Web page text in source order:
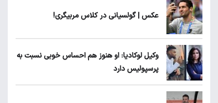
عکس | گولسیانی در کلاس مربیگری!
وکیل لوکادیا: او هنوز هم احساس خوبی نسبت به
پرسپولیس دارد